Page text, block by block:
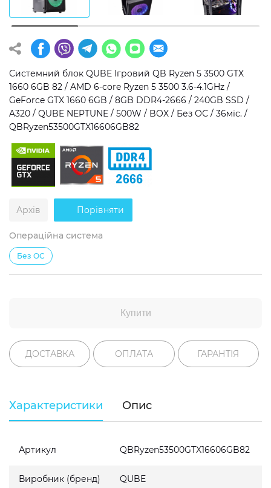
Операційна система
Windows 11 Home
Windows 11 Pro
Без ОС
Тип накопичувача
SSD
HDD
SSD + HDD
Додатково
RGB-підсвічування
Розблокований множник CPU
Надшвидкий M.2 SSD NVME
Системний блок QUBE Ігровий QB Ryzen 5 3500 GTX
1660 6GB 82 / AMD 6-core Ryzen 5 3500 3.6-4.1GHz /
GeForce GTX 1660 6GB / 8GB DDR4-2666 / 240GB SSD /
A320 / QUBE NEPTUNE / 500W / BOX / Без ОС / 36міс. /
QBRyzen53500GTX16606GB82
Архів Порівняти
Операційна система
Без ОС
Купити
ДОСТАВКА ОПЛАТА ГАРАНТІЯ
Характеристики Опис
Артикул QBRyzen53500GTX16606GB82
Виробник (бренд) QUBE